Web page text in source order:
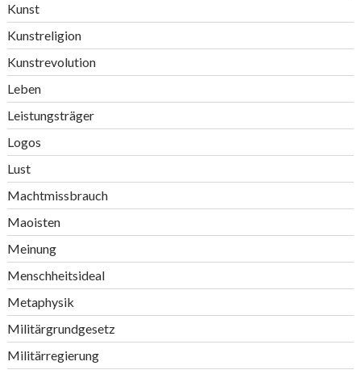
Kunst
Kunstreligion
Kunstrevolution
Leben
Leistungsträger
Logos
Lust
Machtmissbrauch
Maoisten
Meinung
Menschheitsideal
Metaphysik
Militärgrundgesetz
Militärregierung